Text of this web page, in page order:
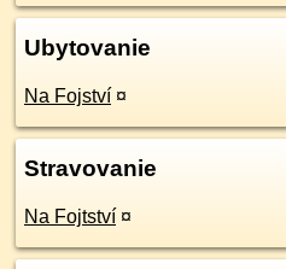
Ubytovanie
Na Fojství ¤
Stravovanie
Na Fojtství ¤